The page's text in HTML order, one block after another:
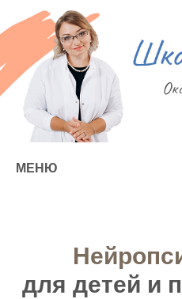
МЕНЮ
для детей и